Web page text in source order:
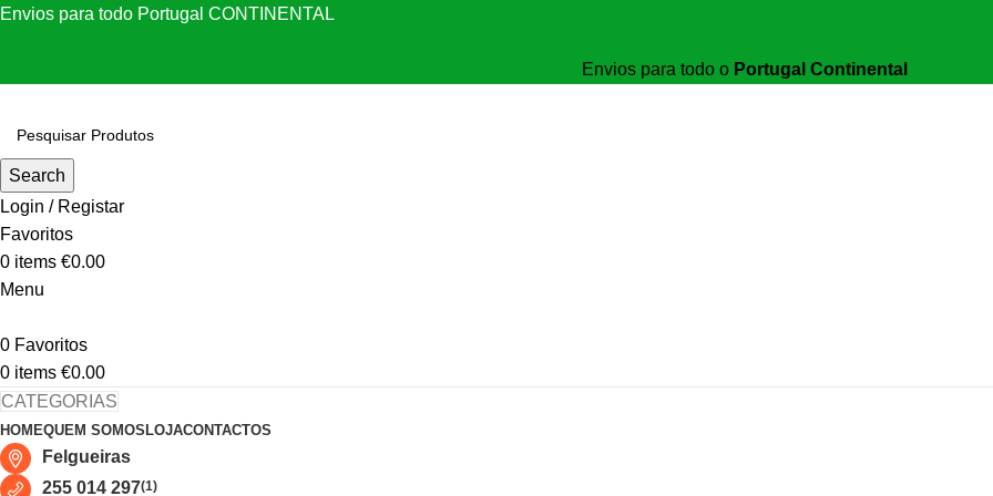
Envios para todo Portugal CONTINENTAL
Envios para todo o Portugal Continental
Search
Login / Registar
Favoritos
0 items €0.00
Menu
0 Favoritos
0 items €0.00
CATEGORIAS
HOMEQUEM SOMOS LOJACONTACTOS
Felgueiras
255 014 297(1)